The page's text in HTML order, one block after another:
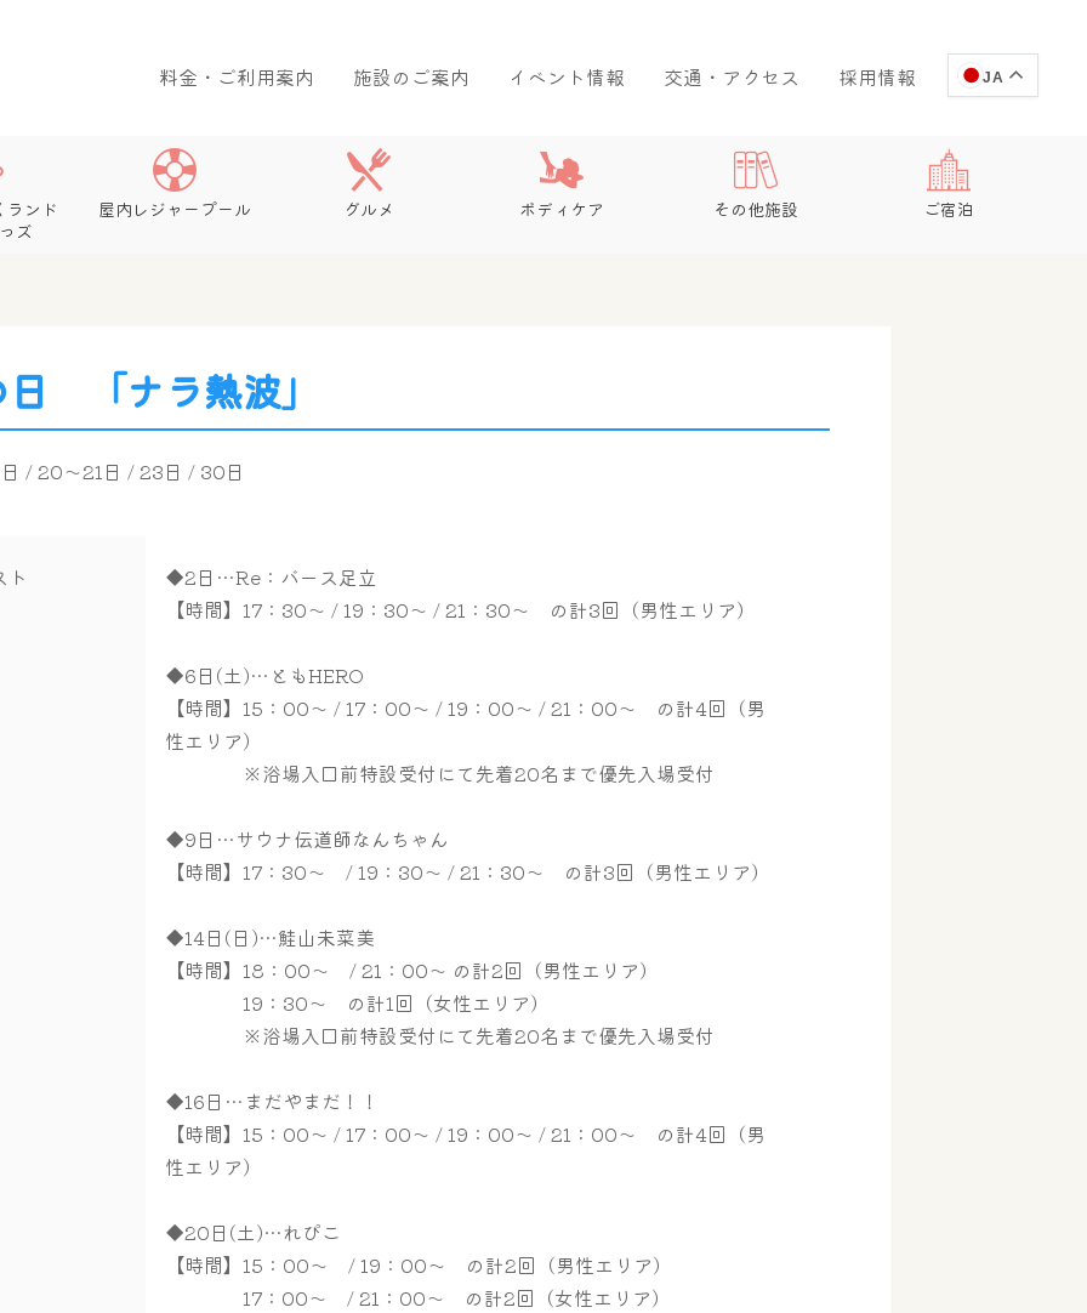
料金・ご利用案内 施設のご案内 イベント情報 交通・アクセス 採用情報 JA
ランド
ズ
屋内レジャープール グルメ ボディケア その他施設 ご宿泊
「ナラ熱波」
/ 20～21日 / 23日 / 30日
ト
◆2日…Re：バース足立
【時間】17：30～ / 19：30～ / 21：30～ の計3回（男性エリア）
◆6日(土)…ともHERO
【時間】15：00～ / 17：00～ / 19：00～ / 21：00～ の計4回（男
性エリア）
※浴場入口前特設受付にて先着20名まで優先入場受付
◆9日…サウナ伝道師なんちゃん
【時間】17：30～ / 19：30～ / 21：30～ の計3回（男性エリア）
◆14日(日)…鮭山未菜美
【時間】18：00～ / 21：00～ の計2回（男性エリア）
19：30～ の計1回（女性エリア）
※浴場入口前特設受付にて先着20名まで優先入場受付
◆16日…まだやまだ！！
【時間】15：00～ / 17：00～ / 19：00～ / 21：00～ の計4回（男
性エリア）
◆20日(土)…れぴこ
【時間】15：00～ / 19：00～ の計2回（男性エリア）
17：00～ / 21：00～ の計2回（女性エリア）